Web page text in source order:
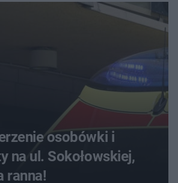
osobówki i
na ul. Sokołowskiej,
ranna!